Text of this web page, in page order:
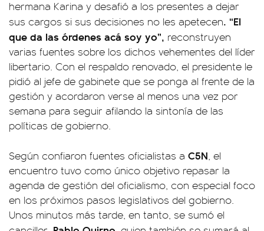
hermana Karina y desafió a los presentes a dejar
sus cargos si sus decisiones no les apetecen. “El
que da las órdenes acá soy yo”, reconstruyen
varias fuentes sobre los dichos vehementes del líder
libertario. Con el respaldo renovado, el presidente le
pidió al jefe de gabinete que se ponga al frente de la
gestión y acordaron verse al menos una vez por
semana para seguir afilando la sintonía de las
políticas de gobierno.
Según confiaron fuentes oficialistas a C5N, el
encuentro tuvo como único objetivo repasar la
agenda de gestión del oficialismo, con especial foco
en los próximos pasos legislativos del gobierno.
Unos minutos más tarde, en tanto, se sumó el